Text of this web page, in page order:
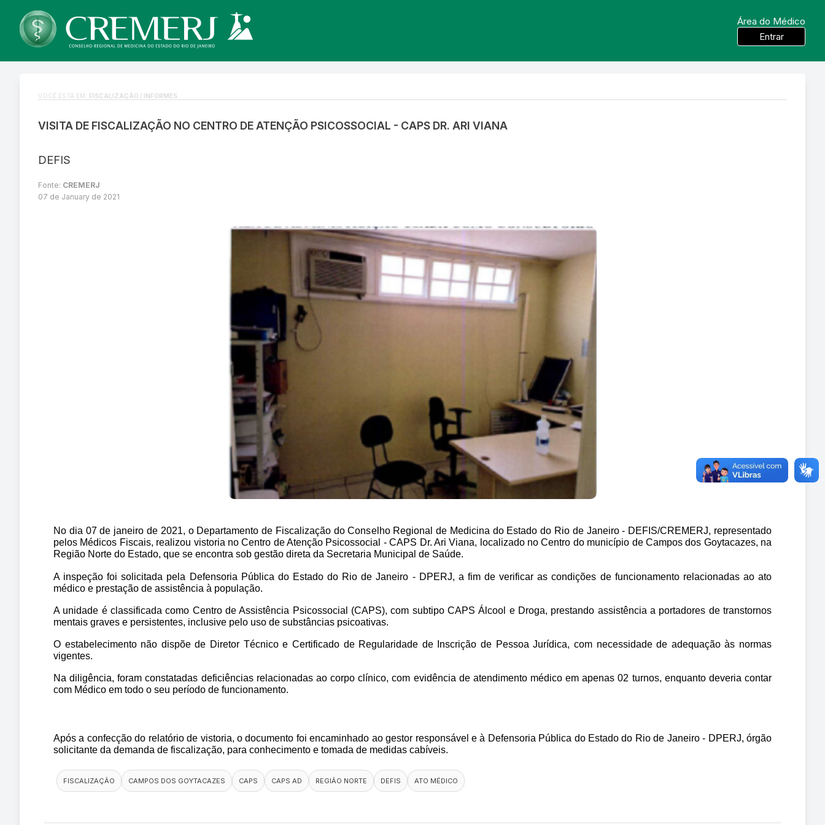
Área do Médico
Entrar
VOCÊ ESTÁ EM: FISCALIZAÇÃO / INFORMES
VISITA DE FISCALIZAÇÃO NO CENTRO DE ATENÇÃO PSICOSSOCIAL - CAPS DR. ARI VIANA
DEFIS
Fonte: CREMERJ
07 de January de 2021
No dia 07 de janeiro de 2021, o Departamento de Fiscalização do Conselho Regional de Medicina do Estado do Rio de Janeiro - DEFIS/CREMERJ, representado
pelos Médicos Fiscais, realizou vistoria no Centro de Atenção Psicossocial - CAPS Dr. Ari Viana, localizado no Centro do município de Campos dos Goytacazes, na
Região Norte do Estado, que se encontra sob gestão direta da Secretaria Municipal de Saúde.
A inspeção foi solicitada pela Defensoria Pública do Estado do Rio de Janeiro - DPERJ, a fim de verificar as condições de funcionamento relacionadas ao ato
médico e prestação de assistência à população.
A unidade é classificada como Centro de Assistência Psicossocial (CAPS), com subtipo CAPS Álcool e Droga, prestando assistência a portadores de transtornos
mentais graves e persistentes, inclusive pelo uso de substâncias psicoativas.
O estabelecimento não dispõe de Diretor Técnico e Certificado de Regularidade de Inscrição de Pessoa Jurídica, com necessidade de adequação às normas
vigentes.
Na diligência, foram constatadas deficiências relacionadas ao corpo clínico, com evidência de atendimento médico em apenas 02 turnos, enquanto deveria contar
com Médico em todo o seu período de funcionamento.
Após a confecção do relatório de vistoria, o documento foi encaminhado ao gestor responsável e à Defensoria Pública do Estado do Rio de Janeiro - DPERJ, órgão
solicitante da demanda de fiscalização, para conhecimento e tomada de medidas cabíveis.
FISCALIZAÇÃO CAMPOS DOS GOYTACAZES CAPS CAPS AD REGIÃO NORTE DEFIS ATO MÉDICO